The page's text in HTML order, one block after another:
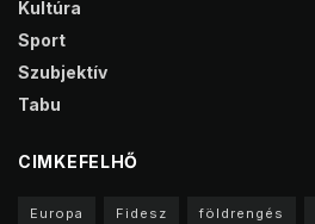
Kultúra
Sport
Szubjektív
Tabu
CIMKEFELHŐ
Europa Fidesz földrengés